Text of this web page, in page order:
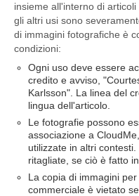
insieme all'interno di
gli altri usi sono
di immagini fotografiche è
condizioni:
Ogni uso deve essere
credito e avviso,
Karlsson". La linea del
lingua dell'articolo.
Le fotografie possono
associazione a
utilizzate in altri
ritagliate, se ciò è fatto
La copia di immagini
commerciale è vietato